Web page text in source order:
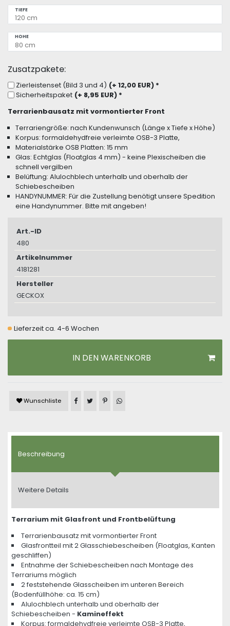
TIEFE
HÖHE
Zusatzpakete:
Zierleistenset (Bild 3 und 4) (+ 12,00 EUR)*
Sicherheitspaket (+ 8,95 EUR)*
Terrarienbausatz mit vormontierter Front
Terrariengröße: nach Kundenwunsch (Länge x Tiefe x Höhe)
Korpus: formaldehydfreie verleimte OSB-3 Platte,
Materialstärke OSB Platten: 15 mm
Glas: Echtglas (Floatglas 4 mm) - keine Plexischeiben die
schnell vergilben
Belüftung: Alulochblech unterhalb und oberhalb der
Schiebescheiben
HANDYNUMMER: Für die Zustellung benötigt unsere Spedition
eine Handynummer. Bitte mit angeben!
Art.-ID
480
Artikelnummer
4181281
Hersteller
GECKOX
Lieferzeit ca. 4-6 Wochen
IN DEN WARENKORB
Wunschliste Artikel auf Facebook teilen
Artikel auf Twitter teilen
Artikel auf Pinterest teilen
Artikel auf WhatsApp teilen
Beschreibung
Weitere Details
Terrarium mit Glasfront und Frontbelüftung
Terrarienbausatz mit vormontierter Front
Glasfrontteil mit 2 Glasschiebescheiben (Floatglas, Kanten
geschliffen)
Entnahme der Schiebescheiben nach Montage des
Terrariums möglich
2 feststehende Glasscheiben im unteren Bereich
(Bodenfüllhöhe: ca. 15 cm)
Alulochblech unterhalb und oberhalb der
Schiebescheiben - Kamineffekt
Korpus: formaldehydfreie verleimte OSB-3 Platte,